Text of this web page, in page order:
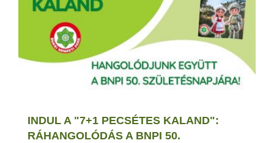
INDUL A "7+1 PECSÉTES KALAND":
RÁHANGOLÓDÁS A BNPI 50.